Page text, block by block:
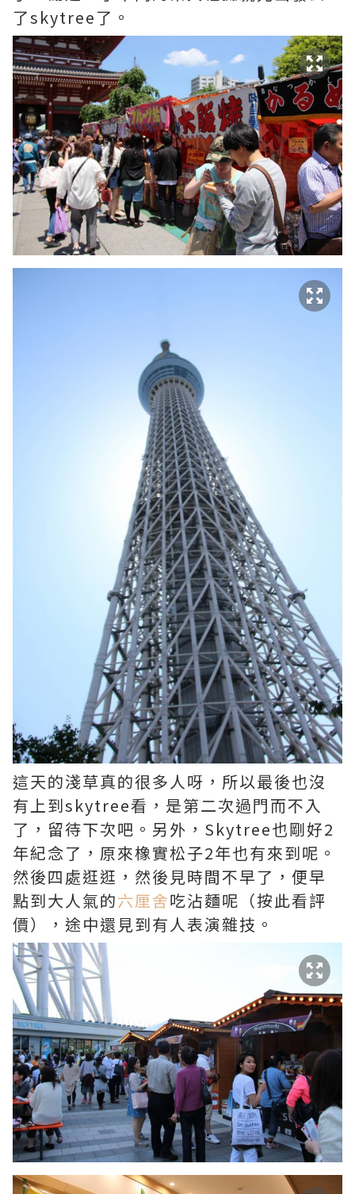
了skytree了。
這天的淺草真的很多人呀，所以最後也沒
有上到skytree看，是第二次過門而不入
了，留待下次吧。另外，Skytree也剛好2
年紀念了，原來橡實松子2年也有來到呢。
然後四處逛逛，然後見時間不早了，便早
點到大人氣的六厘舍吃沾麵呢（按此看評
價），途中還見到有人表演雜技。